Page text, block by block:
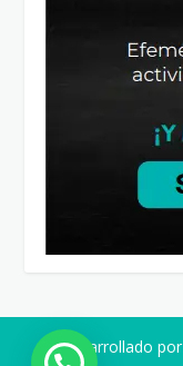
Desarrollado por